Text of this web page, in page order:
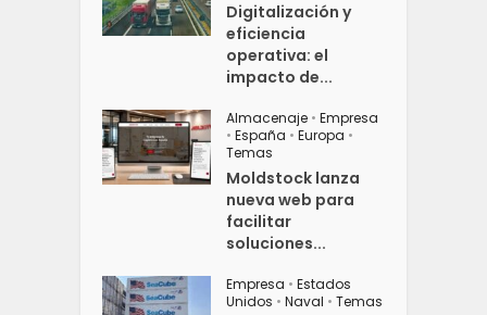
Digitalización y
eficiencia
operativa: el
impacto de...
Almacenaje • Empresa
• España • Europa •
Temas
Moldstock lanza
nueva web para
facilitar
soluciones...
Empresa • Estados
Unidos • Naval • Temas